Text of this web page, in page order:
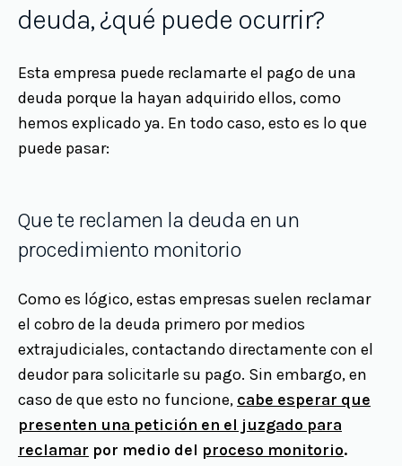
deuda, ¿qué puede ocurrir?
Esta empresa puede reclamarte el pago de una
deuda porque la hayan adquirido ellos, como
hemos explicado ya. En todo caso, esto es lo que
puede pasar:
Que te reclamen la deuda en un
procedimiento monitorio
Como es lógico, estas empresas suelen reclamar
el cobro de la deuda primero por medios
extrajudiciales, contactando directamente con el
deudor para solicitarle su pago. Sin embargo, en
caso de que esto no funcione, cabe esperar que
presenten una petición en el juzgado para
reclamar por medio del proceso monitorio.